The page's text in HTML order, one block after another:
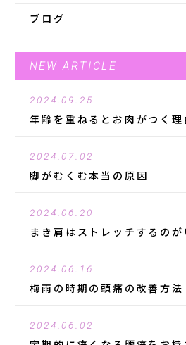
ブログ
NEW ARTICLE
2024.09.25
年齢を重ねるとお肉がつく理
2024.07.02
脚がむくむ本当の原因
2024.06.20
まき肩はストレッチするのが
2024.06.16
梅雨の時期の頭痛の改善方法
2024.06.02